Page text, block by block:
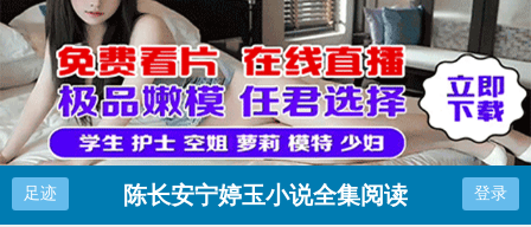
足迹 陈长安宁婷玉小说全集阅读 登录